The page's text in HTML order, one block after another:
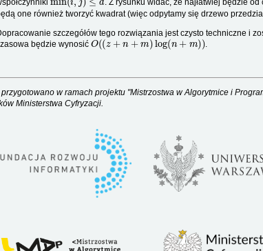
. Z rysunku widać, że najłatwiej będzie od
one również tworzyć kwadrat (więc odpytamy się drzewo
szczegółów tego rozwiązania jest czysto techniczne i
będzie wynosić O((z+n+m)log(n+m))
przygotowano w ramach projektu "Mistrzostwa w Algorytmice i
Ministerstwa Cyfryzacji.